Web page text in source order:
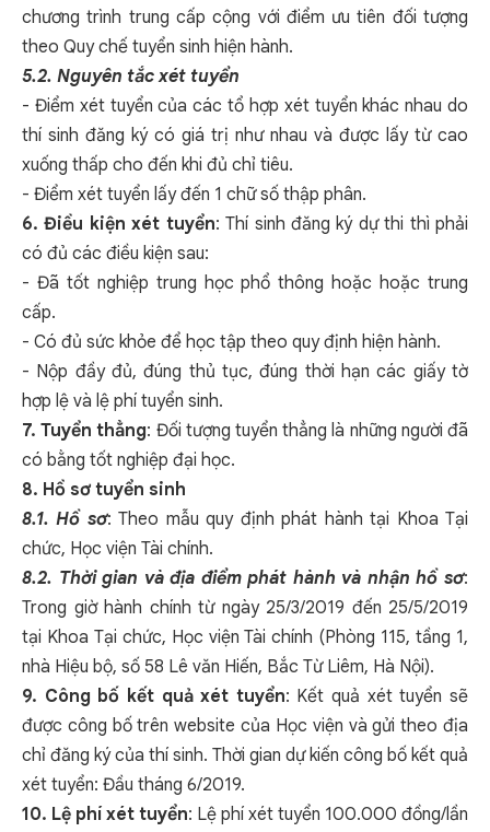
chương trình trung cấp cộng với điểm ưu tiên đối tượng
theo Quy chế tuyển sinh hiện hành.
5.2. Nguyên tắc xét tuyển
- Điểm xét tuyển của các tổ hợp xét tuyển khác nhau do
thí sinh đăng ký có giá trị như nhau và được lấy từ cao
xuống thấp cho đến khi đủ chỉ tiêu.
- Điểm xét tuyển lấy đến 1 chữ số thập phân.
6. Điều kiện xét tuyển: Thí sinh đăng ký dự thi thì phải
có đủ các điều kiện sau:
- Đã tốt nghiệp trung học phổ thông hoặc hoặc trung
cấp.
- Có đủ sức khỏe để học tập theo quy định hiện hành.
- Nộp đầy đủ, đúng thủ tục, đúng thời hạn các giấy tờ
hợp lệ và lệ phí tuyển sinh.
7. Tuyển thẳng: Đối tượng tuyển thẳng là những người đã
có bằng tốt nghiệp đại học.
8. Hồ sơ tuyển sinh
8.1. Hồ sơ: Theo mẫu quy định phát hành tại Khoa Tại
chức, Học viện Tài chính.
8.2. Thời gian và địa điểm phát hành và nhận hồ sơ:
Trong giờ hành chính từ ngày 25/3/2019 đến 25/5/2019
tại Khoa Tại chức, Học viện Tài chính (Phòng 115, tầng 1,
nhà Hiệu bộ, số 58 Lê văn Hiến, Bắc Từ Liêm, Hà Nội).
9. Công bố kết quả xét tuyển: Kết quả xét tuyển sẽ
được công bố trên website của Học viện và gửi theo địa
chỉ đăng ký của thí sinh. Thời gian dự kiến công bố kết quả
xét tuyển: Đầu tháng 6/2019.
10. Lệ phí xét tuyển: Lệ phí xét tuyển 100.000 đồng/lần